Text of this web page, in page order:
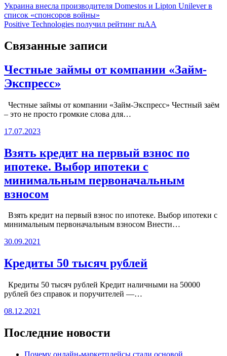
Навигация
по
Украина внесла производителя Domestos и Lipton Unilever в
список «спонсоров войны»
Positive Technologies получил рейтинг ruAA
Связанные записи
Честные займы от компании «Займ-
Экспресс»
Честные займы от компании «Займ-Экспресс» Честный заём
– это не просто громкие слова для…
17.07.2023
Взять кредит на первый взнос по
ипотеке. Выбор ипотеки с
минимальным первоначальным
взносом
Взять кредит на первый взнос по ипотеке. Выбор ипотеки с
минимальным первоначальным взносом Внести…
30.09.2021
Кредиты 50 тысяч рублей
Кредиты 50 тысяч рублей Кредит наличными на 50000
рублей без справок и поручителей —…
08.12.2021
Последние новости
Почему онлайн-маркетплейсы стали основой